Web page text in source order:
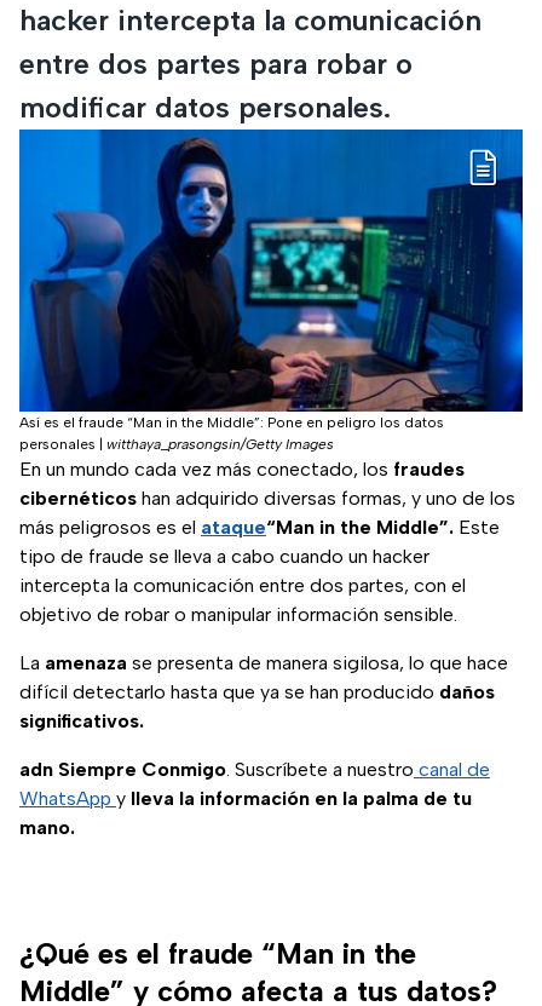
hacker intercepta la comunicación
entre dos partes para robar o
modificar datos personales.
Así es el fraude “Man in the Middle”: Pone en peligro los datos
personales
witthaya_prasongsin/Getty Images
En un mundo cada vez más conectado, los fraudes
cibernéticos han adquirido diversas formas, y uno de los
más peligrosos es el ataque“Man in the Middle”. Este
tipo de fraude se lleva a cabo cuando un hacker
intercepta la comunicación entre dos partes, con el
objetivo de robar o manipular información sensible.
La amenaza se presenta de manera sigilosa, lo que hace
difícil detectarlo hasta que ya se han producido daños
significativos.
adn Siempre Conmigo. Suscríbete a nuestro canal de
WhatsApp y lleva la información en la palma de tu
mano.
¿Qué es el fraude “Man in the
Middle” y cómo afecta a tus datos?